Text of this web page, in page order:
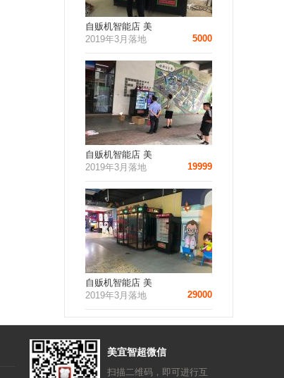
自贩机智能店 美
2019年3月落地
5000
自贩机智能店 美
2019年3月落地
19999
自贩机智能店 美
2019年3月落地
29000
美宜智超微信
扫描二维码，即可进行互